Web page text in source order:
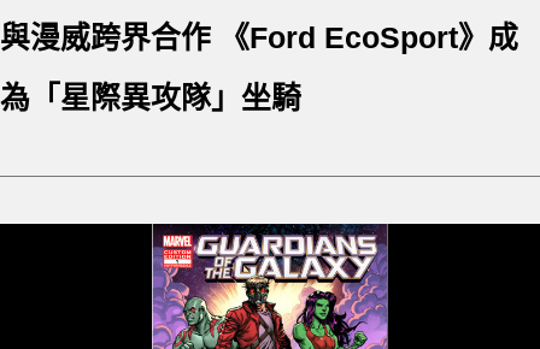
與漫威跨界合作 《Ford EcoSport》成
為「星際異攻隊」坐騎